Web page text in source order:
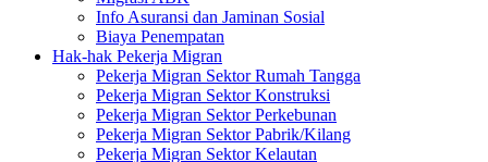
Info Asuransi dan Jaminan Sosial
Biaya Penempatan
Hak-hak Pekerja Migran
Pekerja Migran Sektor Rumah Tangga
Pekerja Migran Sektor Konstruksi
Pekerja Migran Sektor Perkebunan
Pekerja Migran Sektor Pabrik/Kilang
Pekerja Migran Sektor Kelautan